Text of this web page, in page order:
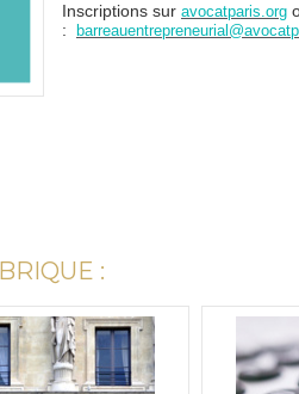
Inscriptions sur avocatparis.org
:
: